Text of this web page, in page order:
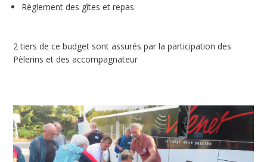
Règlement des gîtes et repas
2 tiers de ce budget sont assurés par la participation des
Pèlerins et des accompagnateur